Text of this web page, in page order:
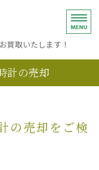
品、金、プラチナ・銀
買取いたします！
却
計の売却
の売却をご検